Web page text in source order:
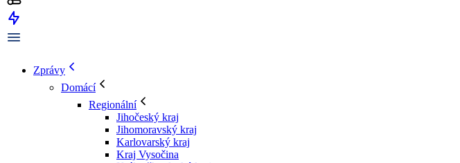
Zprávy
Domácí
Regionální
Jihočeský kraj
Jihomoravský kraj
Karlovarský kraj
Kraj Vysočina